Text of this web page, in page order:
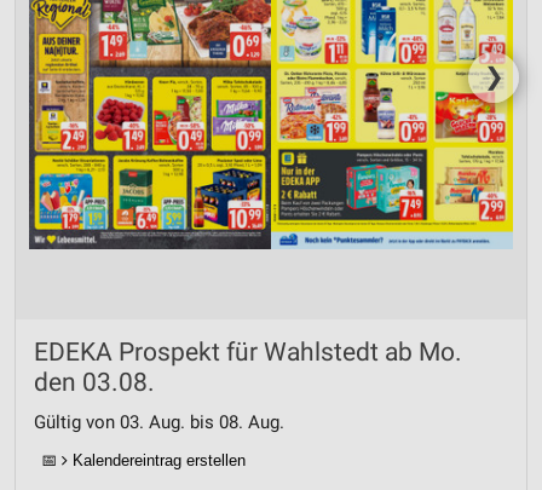
❯
EDEKA Prospekt für Wahlstedt ab Mo.
den 03.08.
Gültig von 03. Aug. bis 08. Aug.
📅 Kalendereintrag erstellen